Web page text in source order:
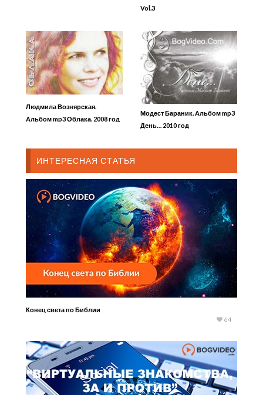
Vol.3
Людмила Вознярская.
Альбом mp3 Облака. 2008 год
Модест Бараник. Альбом mp3
День… 2010 год
ИНТЕРЕСНАЯ СТАТЬЯ
Конец света по Библии
64